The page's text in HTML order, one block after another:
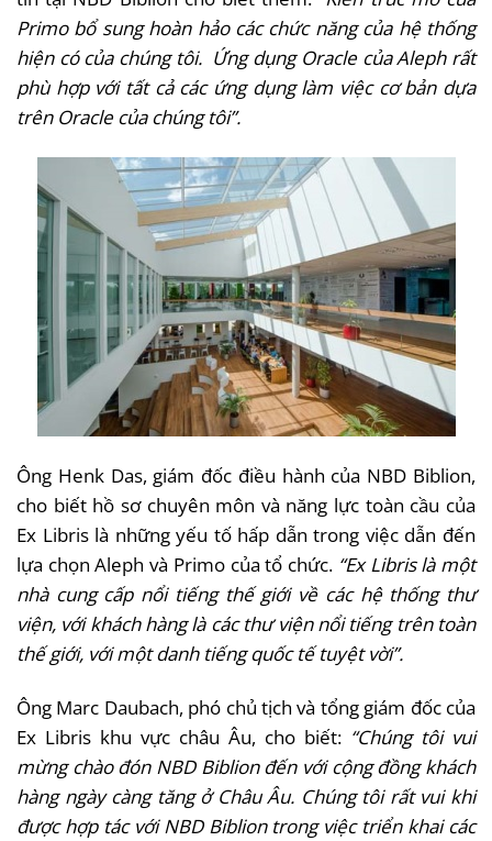
Primo bổ sung hoàn hảo các chức năng của hệ thống
hiện có của chúng tôi. Ứng dụng Oracle của Aleph rất
phù hợp với tất cả các ứng dụng làm việc cơ bản dựa
trên Oracle của chúng tôi”.
Ông Henk Das, giám đốc điều hành của NBD Biblion,
cho biết hồ sơ chuyên môn và năng lực toàn cầu của
Ex Libris là những yếu tố hấp dẫn trong việc dẫn đến
lựa chọn Aleph và Primo của tổ chức. “Ex Libris là một
nhà cung cấp nổi tiếng thế giới về các hệ thống thư
viện, với khách hàng là các thư viện nổi tiếng trên toàn
thế giới, với một danh tiếng quốc tế tuyệt vời”.
Ông Marc Daubach, phó chủ tịch và tổng giám đốc của
Ex Libris khu vực châu Âu, cho biết: “Chúng tôi vui
mừng chào đón NBD Biblion đến với cộng đồng khách
hàng ngày càng tăng ở Châu Âu. Chúng tôi rất vui khi
được hợp tác với NBD Biblion trong việc triển khai các